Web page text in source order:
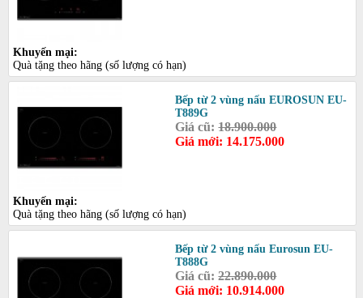
Khuyến mại:
Quà tặng theo hãng (số lượng có hạn)
Bếp từ 2 vùng nấu EUROSUN EU-
T889G
Giá cũ:18.900.000
Giá mới: 14.175.000
Khuyến mại:
Quà tặng theo hãng (số lượng có hạn)
Bếp từ 2 vùng nấu Eurosun EU-
T888G
Giá cũ:22.890.000
Giá mới: 10.914.000